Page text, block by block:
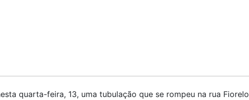
quarta-feira, 13, uma tubulação que se rompeu na rua Fiorelo